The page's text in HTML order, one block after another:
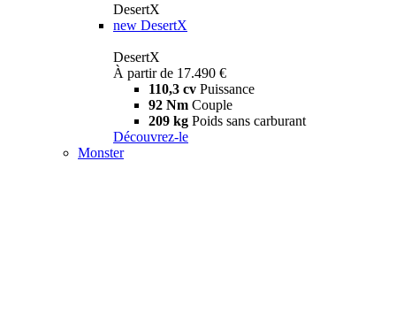
DesertX
new DesertX
DesertX
À partir de 17.490 €
110,3 cv Puissance
92 Nm Couple
209 kg Poids sans carburant
Découvrez-le
Monster